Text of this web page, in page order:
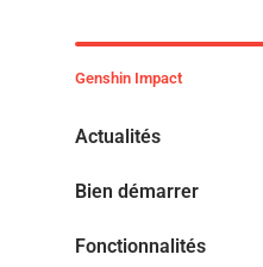
Genshin Impact
Actualités
Bien démarrer
Fonctionnalités